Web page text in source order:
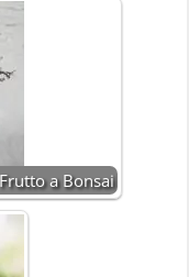
a Bonsai